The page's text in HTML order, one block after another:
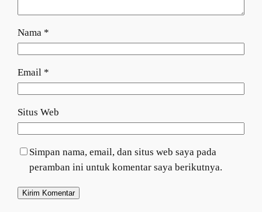
Nama *
Email *
Situs Web
Simpan nama, email, dan situs web saya pada
peramban ini untuk komentar saya berikutnya.